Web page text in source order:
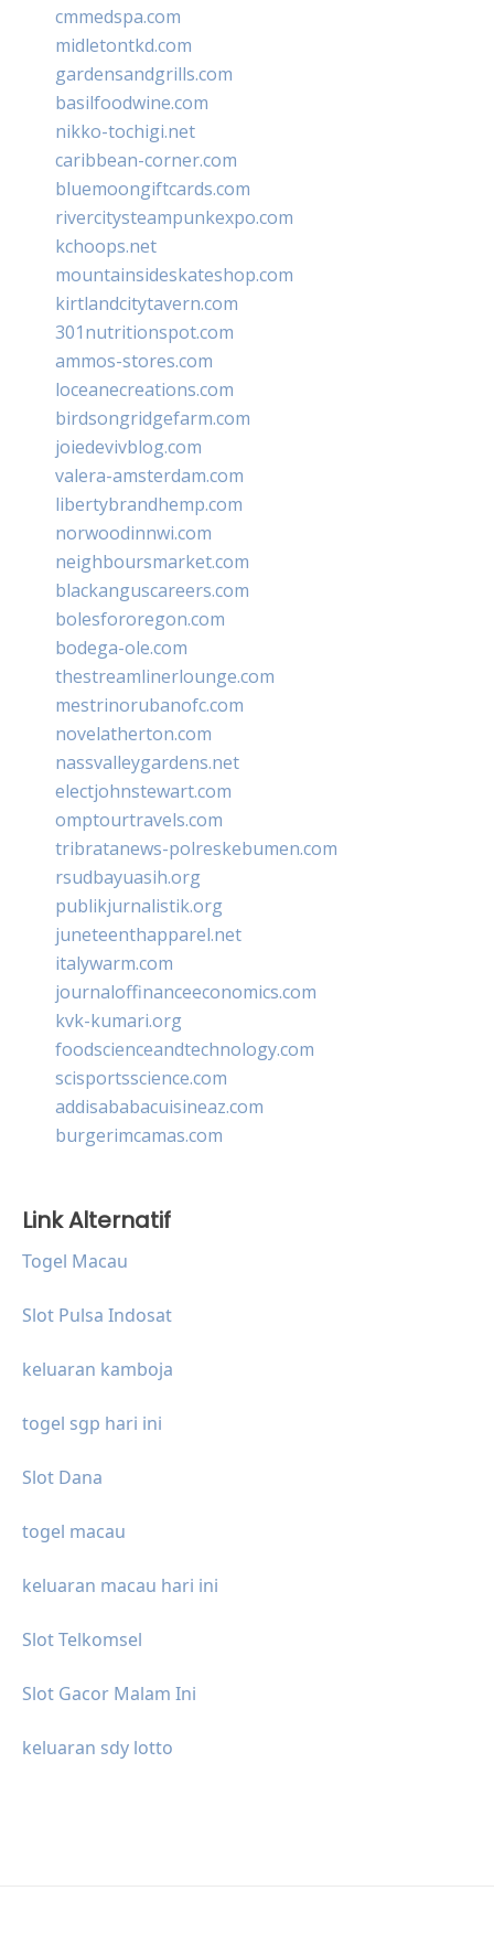
cmmedspa.com
midletontkd.com
gardensandgrills.com
basilfoodwine.com
nikko-tochigi.net
caribbean-corner.com
bluemoongiftcards.com
rivercitysteampunkexpo.com
kchoops.net
mountainsideskateshop.com
kirtlandcitytavern.com
301nutritionspot.com
ammos-stores.com
loceanecreations.com
birdsongridgefarm.com
joiedevivblog.com
valera-amsterdam.com
libertybrandhemp.com
norwoodinnwi.com
neighboursmarket.com
blackanguscareers.com
bolesfororegon.com
bodega-ole.com
thestreamlinerlounge.com
mestrinorubanofc.com
novelatherton.com
nassvalleygardens.net
electjohnstewart.com
omptourtravels.com
tribratanews-polreskebumen.com
rsudbayuasih.org
publikjurnalistik.org
juneteenthapparel.net
italywarm.com
journaloffinanceeconomics.com
kvk-kumari.org
foodscienceandtechnology.com
scisportsscience.com
addisababacuisineaz.com
burgerimcamas.com
Link Alternatif
Togel Macau
Slot Pulsa Indosat
keluaran kamboja
togel sgp hari ini
Slot Dana
togel macau
keluaran macau hari ini
Slot Telkomsel
Slot Gacor Malam Ini
keluaran sdy lotto